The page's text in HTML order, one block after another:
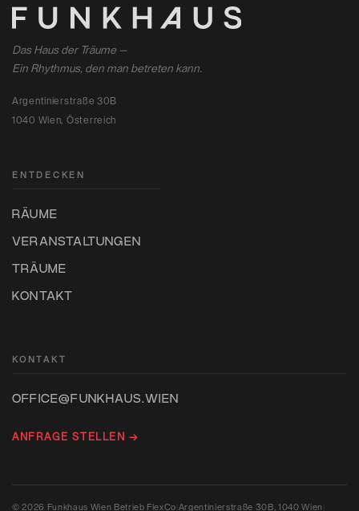
Das Haus der Träume —
Ein Rhythmus, den man betreten kann.
Argentinierstraße 30B
1040 Wien, Österreich
ENTDECKEN
RÄUME
VERANSTALTUNGEN
TRÄUME
KONTAKT
KONTAKT
OFFICE@FUNKHAUS.WIEN
ANFRAGE STELLEN →
© 2026 Funkhaus Wien Betrieb FlexCo Argentinierstraße 30B, 1040 Wien